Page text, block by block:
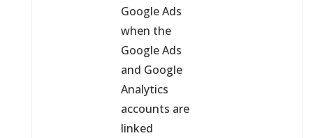
Google Ads
when the
Google Ads
and Google
Analytics
accounts are
linked